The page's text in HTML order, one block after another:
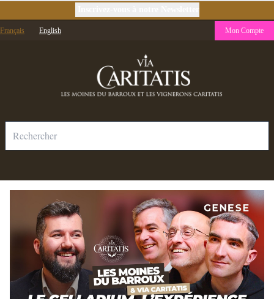
Français English Mon Compte